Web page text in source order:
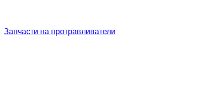
Запчасти на протравливатели